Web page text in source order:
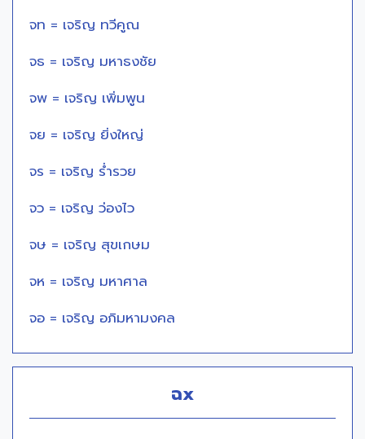
จท = เจริญ ทวีคูณ
จธ = เจริญ มหาธงชัย
จพ = เจริญ เพิ่มพูน
จย = เจริญ ยิ่งใหญ่
จร = เจริญ ร่ำรวย
จว = เจริญ ว่องไว
จษ = เจริญ สุขเกษม
จห = เจริญ มหาศาล
จอ = เจริญ อภิมหามงคล
ฉx